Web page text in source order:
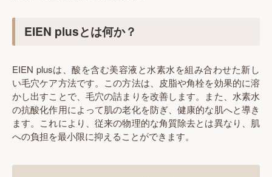
EIEN plusとは何か？
EIEN plusは、酸を含む美容液と水素水を組み合わせた新し
い毛穴ケア方法です。この方法は、皮脂や角栓を効果的に溶
かし出すことで、毛穴の詰まりを改善します。また、水素水
の抗酸化作用によって肌の老化を防ぎ、健康的な肌へと導き
ます。これにより、従来の物理的な角質除去とは異なり、肌
への負担を最小限に抑えることができます。